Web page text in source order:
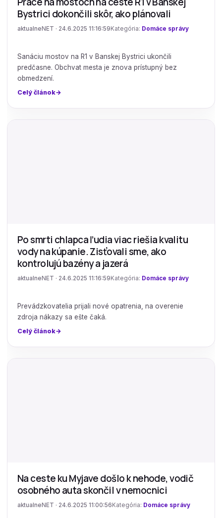
Bystrici dokončili skôr, ako plánovali
aktualneNET · 24.6.2025 11:16:59 Kategória: Domáce správy
Sanáciu mostov na R1 v Banskej Bystrici ukončili
predčasne. Obchvat mesta je znova prístupný bez
obmedzení.
Celý článok
Po smrti chlapca ľudia viac riešia kvalitu
vody na kúpanie. Zisťovali sme, ako
kontrolujú bazény a jazerá
aktualneNET · 24.6.2025 11:16:59 Kategória: Domáce správy
Prevádzkovatelia prijali nové opatrenia, na overenie
zdroja nákazy sa ešte čaká.
Celý článok
Na ceste ku Myjave došlo k nehode, vodič
osobného auta skončil v nemocnici
aktualneNET · 24.6.2025 11:00:56 Kategória: Domáce správy